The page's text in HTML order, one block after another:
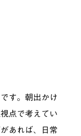
す。朝出かけ
点で考えてい
あれば、日常